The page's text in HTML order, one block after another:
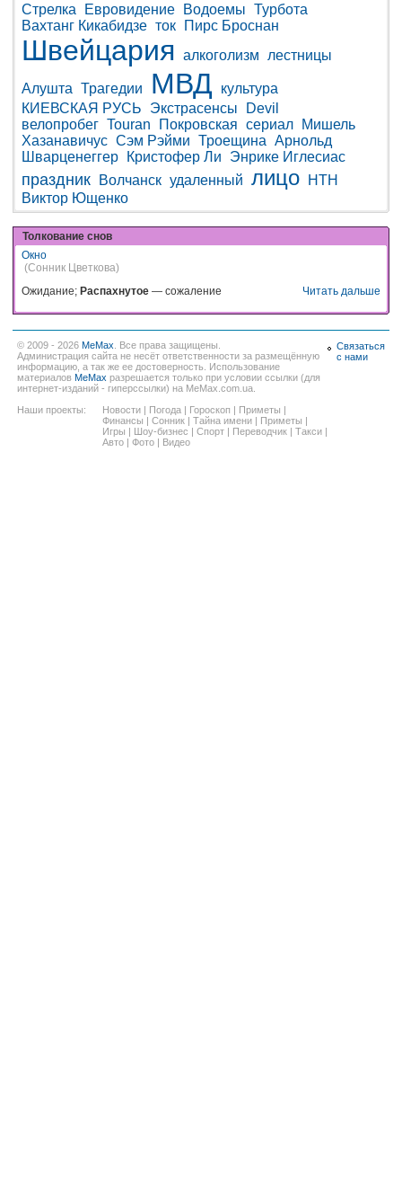
Стрелка Евровидение Водоемы Турбота
Вахтанг Кикабидзе ток Пирс Броснан
Швейцария алкоголизм лестницы
Алушта Трагедии МВД
культура
КИЕВСКАЯ РУСЬ
Экстрасенсы
Devil
велопробег Touran Покровская сериал
Мишель
Хазанавичус Сэм Рэйми Троещина Арнольд
Шварценеггер
Кристофер Ли Энрике Иглесиас
праздник Волчанск удаленный лицо
НТН
Виктор Ющенко
Толкование снов
Окно
(Сонник Цветкова)
Ожидание; Распахнутое — сожаление Читать дальше
© 2009 - 2026 MeMax . Все права защищены.
Администрация сайта не несёт ответственности за размещённую
информацию, а так же ее достоверность. Использование
материалов MeMax разрешается только при условии ссылки (для
интернет-изданий - гиперссылки) на MeMax.com.ua.
Наши проекты:
Новости | Погода | Гороскоп | Приметы |
Финансы | Сонник | Тайна имени | Приметы |
Игры | Шоу-бизнес | Спорт | Переводчик | Такси |
Авто | Фото | Видео
Связаться
с нами